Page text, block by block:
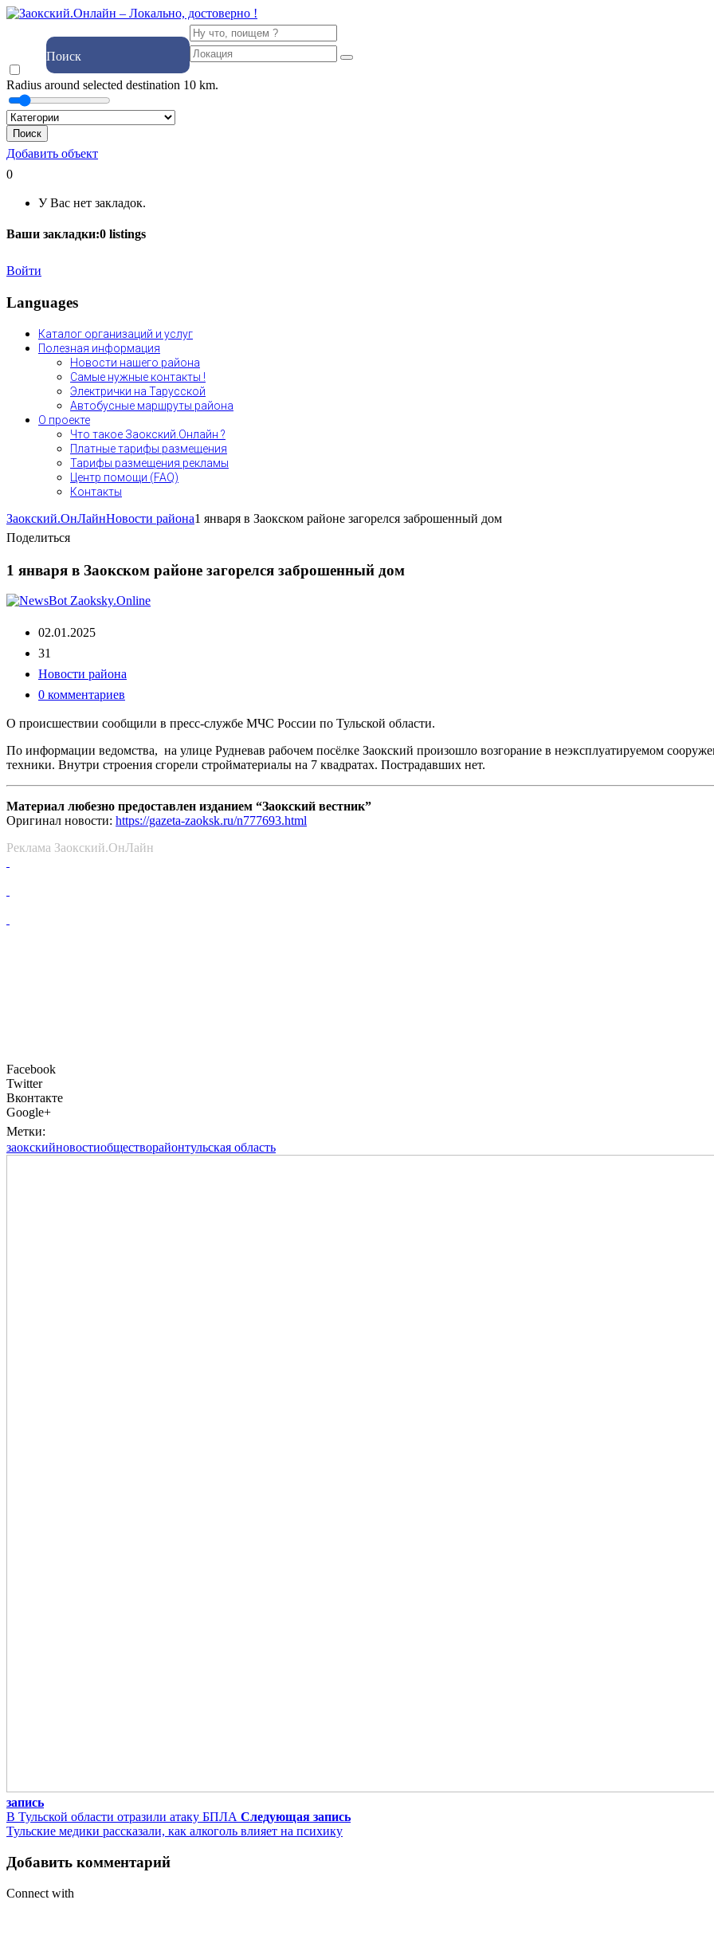
Поиск
Radius around selected destination 10 km.
Поиск
Добавить объект
0
У Вас нет закладок.
Ваши закладки:0 listings
Войти
Languages
Каталог организаций и услуг
Полезная информация
Новости нашего района
Самые нужные контакты !
Электрички на Тарусской
Автобусные маршруты района
О проекте
Что такое Заокский.Онлайн ?
Платные тарифы размещения
Тарифы размещения рекламы
Центр помощи (FAQ)
Контакты
Заокский.ОнЛайнНовости района1 января в Заокском районе загорелся заброшенный дом
Поделиться
1 января в Заокском районе загорелся заброшенный дом
02.01.2025
31
Новости района
0 комментариев
О происшествии сообщили в пресс-службе МЧС России по Тульской области.
По информации ведомства, на улице Рудневав рабочем посёлке Заокский произошло возгорание в неэксплуатируемом
техники. Внутри строения сгорели стройматериалы на 7 квадратах. Пострадавших нет.
Материал любезно предоставлен изданием “Заокский вестник”
Оригинал новости: https://gazeta-zaoksk.ru/n777693.html
Реклама Заокский.ОнЛайн
Facebook
Twitter
Вконтакте
Google+
Метки:
заокскийновостиобществорайонтульская область
запись
В Тульской области отразили атаку БПЛА Следующая запись
Тульские медики рассказали, как алкоголь влияет на психику
Добавить комментарий
Connect with